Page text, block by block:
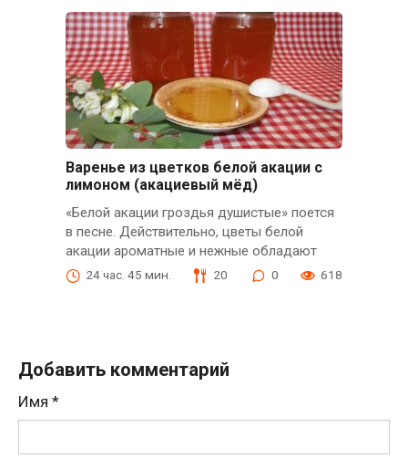
Варенье из цветков белой акации с
лимоном (акациевый мёд)
«Белой акации гроздья душистые» поется
в песне. Действительно, цветы белой
акации ароматные и нежные обладают
24 час. 45 мин. 20 0 618
Добавить комментарий
Имя *